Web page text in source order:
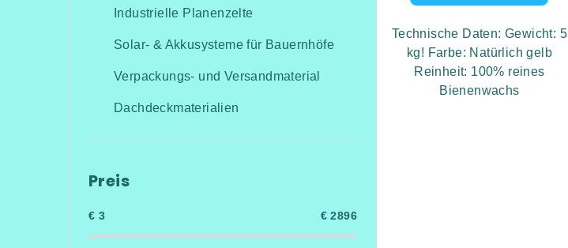
Industrielle Planenzelte
Solar- & Akkusysteme für Bauernhöfe
Verpackungs- und Versandmaterial
Dachdeckmaterialien
Preis
€ 3 €2896
Technische Daten: Gewicht: 5
kg! Farbe: Natürlich gelb
Reinheit: 100% reines
Bienenwachs